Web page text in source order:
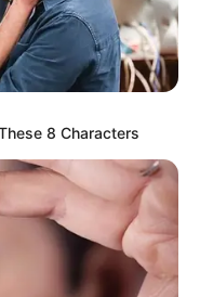
közepén. A partról
Még
A hatalmas
8 Characters